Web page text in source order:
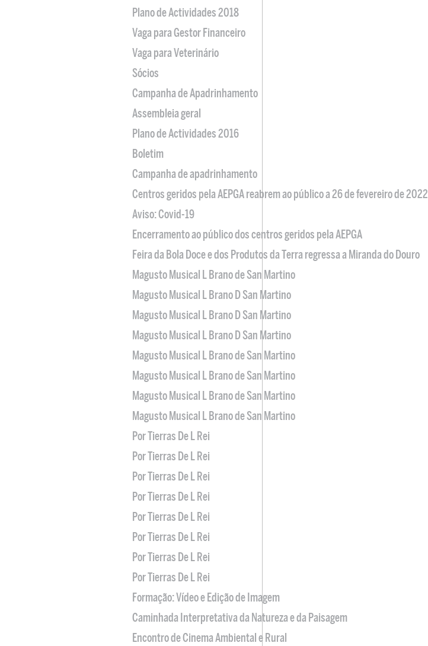
Plano de Actividades 2018
Vaga para Gestor Financeiro
Vaga para Veterinário
Sócios
Campanha de Apadrinhamento
Assembleia geral
Plano de Actividades 2016
Boletim
Campanha de apadrinhamento
Centros geridos pela AEPGA reabrem ao público a 26 de fevereiro de 2022
Aviso: Covid-19
Encerramento ao público dos centros geridos pela AEPGA
Feira da Bola Doce e dos Produtos da Terra regressa a Miranda do Douro
Magusto Musical L Brano de San Martino
Magusto Musical L Brano D San Martino
Magusto Musical L Brano D San Martino
Magusto Musical L Brano D San Martino
Magusto Musical L Brano de San Martino
Magusto Musical L Brano de San Martino
Magusto Musical L Brano de San Martino
Magusto Musical L Brano de San Martino
Por Tierras De L Rei
Por Tierras De L Rei
Por Tierras De L Rei
Por Tierras De L Rei
Por Tierras De L Rei
Por Tierras De L Rei
Por Tierras De L Rei
Por Tierras De L Rei
Formação: Vídeo e Edição de Imagem
Caminhada Interpretativa da Natureza e da Paisagem
Encontro de Cinema Ambiental e Rural